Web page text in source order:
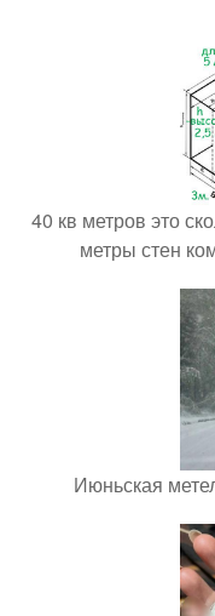
40 кв метров это
метры стен
Июньская